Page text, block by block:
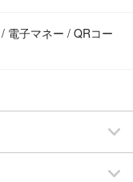
電子マネー / QRコー